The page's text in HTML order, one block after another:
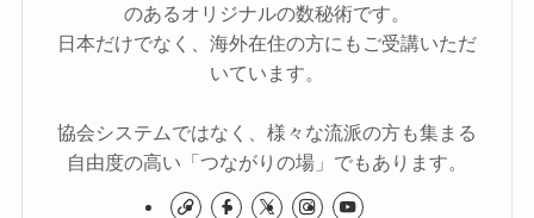
のあるオリジナルの数秘術です。
日本だけでなく、海外在住の方にもご受講いただ
いています。
協会システムではなく、様々な流派の方も集まる
自由度の高い「つながりの場」でもあります。